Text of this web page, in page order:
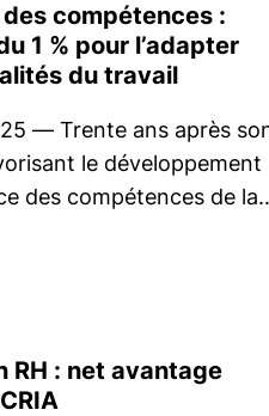
compétences :
1 % pour l’adapter
du travail
— Trente ans après
le développement
des compétences de
RH : net avantage